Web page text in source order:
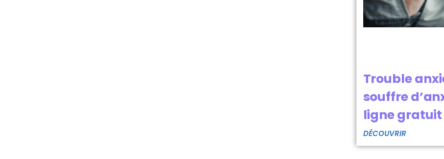
Trouble
souffre
ligne gratuit
DÉCOUVRIR